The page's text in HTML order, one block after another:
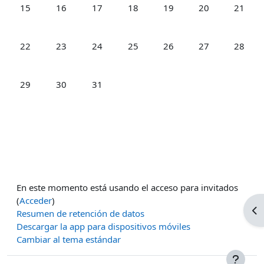
Sin eventos, lunes, 15 diciembre
15 Sin eventos, martes, 16 diciembre
16 Sin eventos, miércoles, 17 diciembre
17 Sin eventos, jueves, 18 diciembre
18 Sin eventos, viernes, 19
19 Sin eventos,
20 Sin
21
Sin eventos, lunes, 22 diciembre
22 Sin eventos, martes, 23 diciembre
23 Sin eventos, miércoles, 24 diciembre
24 Sin eventos, jueves, 25 diciembre
25 Sin eventos, viernes, 26
26 Sin eventos,
27 Sin
28
Sin eventos, lunes, 29 diciembre
29 Sin eventos, martes, 30 diciembre
30 Sin eventos, miércoles, 31 diciembre
31
En este momento está usando el acceso para invitados
(Acceder)
Resumen de retención de datos
Descargar la app para dispositivos móviles
Cambiar al tema estándar